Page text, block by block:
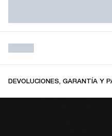
DEVOLUCIONES, GARANTÍA Y